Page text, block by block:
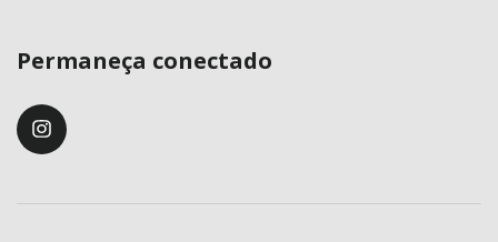
Permaneça conectado